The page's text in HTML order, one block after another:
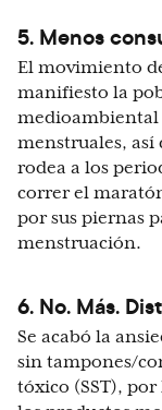
5. Menos
El movimiento
manifiesto la
medioambiental
menstruales, así
rodea a los
correr el
por sus piernas
menstruación.
6. No. Más.
Se acabó la
sin tampones/
tóxico (SST), por